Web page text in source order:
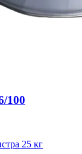
100
25 кг